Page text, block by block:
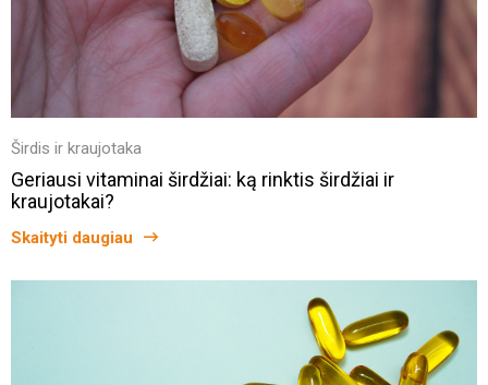
Širdis ir kraujotaka
Geriausi vitaminai širdžiai: ką rinktis širdžiai ir
kraujotakai?
Skaityti daugiau